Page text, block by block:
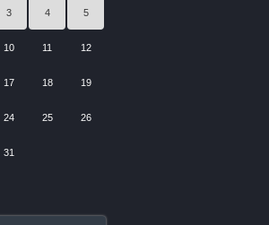
3 4 5
10 11 12
17 18 19
24 25 26
31